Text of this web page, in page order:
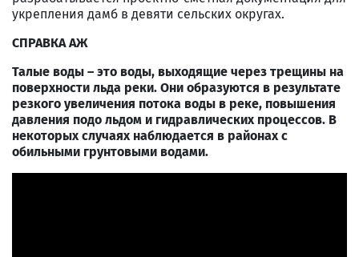
укрепления дамб в девяти сельских округах.
СПРАВКА АЖ
Талые воды – это воды, выходящие через трещины на
поверхности льда реки. Они образуются в результате
резкого увеличения потока воды в реке, повышения
давления подо льдом и гидравлических процессов. В
некоторых случаях наблюдается в районах с
обильными грунтовыми водами.